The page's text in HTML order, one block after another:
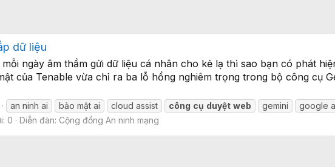
dữ liệu
ngày âm thầm gửi dữ liệu cá nhân cho kẻ lạ thì sao bạn có phát
của Tenable vừa chỉ ra ba lỗ hổng nghiêm trọng trong bộ công cụ
an ninh ai bảo mật ai cloud assist công cụ duyệt web gemini google
0 Diễn đàn: Cộng đồng An ninh mạng